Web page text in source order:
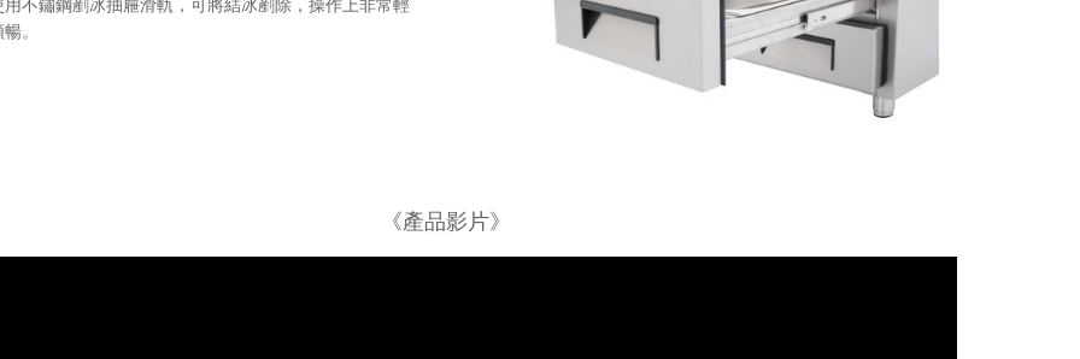
用不鏽鋼剷冰抽屜滑軌，可將結冰剷除，操作上非常輕
。
《產品影片》